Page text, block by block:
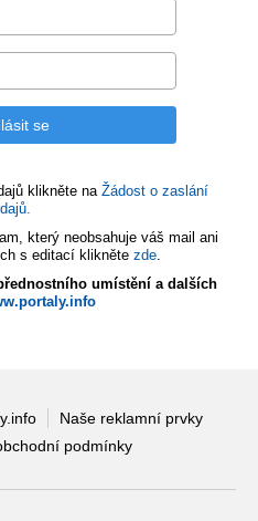
klikněte na Žádost o zaslání
který neobsahuje váš mail ani
s editací klikněte zde.
umístění a dalších
Naše reklamní prvky
podmínky